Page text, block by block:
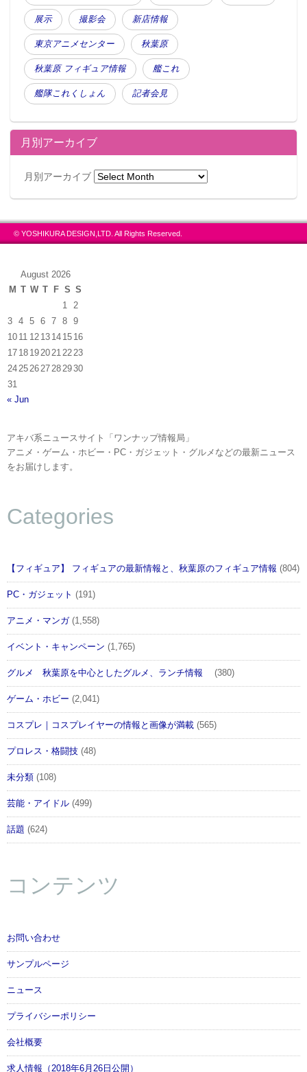
※セット販売のみ承っております。
※1セットで全種揃います。
■素材：缶・スチール／個包装・ＰＰ,ＰＥＴ／外袋・
ＰＳ
■原材料：砂糖、水飴、レモン濃縮果汁、酸味料、香
料、クチナシ色素
■対象年齢：15才以上
■サイズ：91mm×70mm×26mm
(C)2015 DMMゲームズ/Nitroplus
この記事が気に入ったらフォローしよう
展示 撮影会 新店情報
東京アニメセンター 秋葉原
秋葉原 フィギュア情報 艦これ
艦隊これくしょん 記者会見
月別アーカイブ
月別アーカイブ
© YOSHIKURA DESIGN,LTD. All Rights Reserved.
August 2026
M T W T F S S
1
2
3
4 5 6 7 8
9
10 11 12 13 14 15 16
17 18 19 20 21 22 23
24 25 26 27 28 2930
31
« Jun
アキバ系ニュースサイト「ワンナップ情報局」
アニメ・ゲーム・ホビー・PC・ガジェット・グルメなどの最新ニュース
をお届けします。
Categories
【フィギュア】 フィギュアの最新情報と、秋葉原のフィギュア情報 (804)
PC・ガジェット (191)
アニメ・マンガ(1,558)
イベント・キャンペーン (1,765)
グルメ 秋葉原を中心としたグルメ、ランチ情報 (380)
ゲーム・ホビー (2,041)
コスプレ｜コスプレイヤーの情報と画像が満載 (565)
プロレス・格闘技 (48)
未分類 (108)
芸能・アイドル (499)
話題 (624)
コンテンツ
お問い合わせ
サンプルページ
ニュース
プライバシーポリシー
会社概要
求人情報（2018年6月26日公開）